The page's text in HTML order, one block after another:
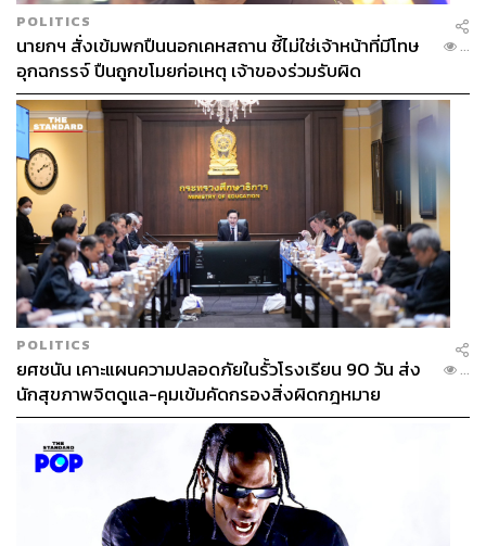
POLITICS
นายกฯ สั่งเข้มพกปืนนอกเคหสถาน ชี้ไม่ใช่เจ้าหน้าที่มีโทษ
อุกฉกรรจ์ ปืนถูกขโมยก่อเหตุ เจ้าของร่วมรับผิด
...
POLITICS
ยศชนัน เคาะแผนความปลอดภัยในรั้วโรงเรียน 90 วัน ส่ง
นักสุขภาพจิตดูแล-คุมเข้มคัดกรองสิ่งผิดกฎหมาย
...